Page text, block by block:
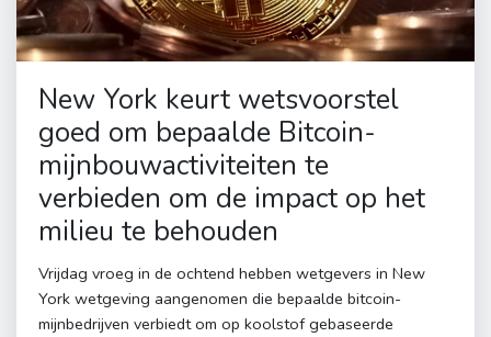
New York keurt wetsvoorstel
goed om bepaalde Bitcoin-
mijnbouwactiviteiten te
verbieden om de impact op het
milieu te behouden
Vrijdag vroeg in de ochtend hebben wetgevers in New
York wetgeving aangenomen die bepaalde bitcoin-
mijnbedrijven verbiedt om op koolstof gebaseerde